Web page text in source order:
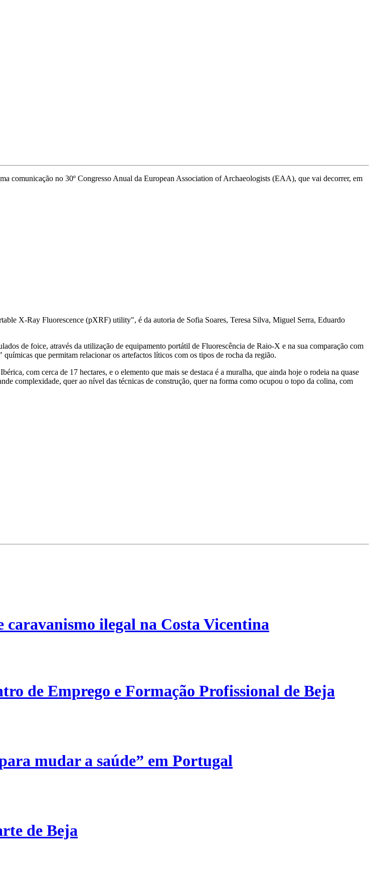
comunicação no 30º Congresso Anual da European Association of Archaeologists (EAA), que vai decorrer, em
X-Ray Fluorescence (pXRF) utility", é da autoria de Sofia Soares, Teresa Silva, Miguel Serra, Eduardo
de foice, através da utilização de equipamento portátil de Fluorescência de Raio-X e na sua comparação com
que permitam relacionar os artefactos líticos com os tipos de rocha da região.
com cerca de 17 hectares, e o elemento que mais se destaca é a muralha, que ainda hoje o rodeia na quase
complexidade, quer ao nível das técnicas de construção, quer na forma como ocupou o topo da colina, com
caravanismo ilegal na Costa Vicentina
de Emprego e Formação Profissional de Beja
mudar a saúde” em Portugal
de Beja